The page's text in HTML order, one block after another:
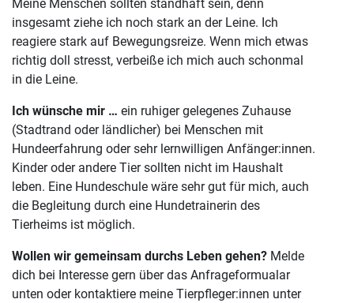
Meine Menschen sollten standhaft sein, denn
insgesamt ziehe ich noch stark an der Leine. Ich
reagiere stark auf Bewegungsreize. Wenn mich etwas
richtig doll stresst, verbeiße ich mich auch schonmal
in die Leine.
Ich wünsche mir … ein ruhiger gelegenes Zuhause
(Stadtrand oder ländlicher) bei Menschen mit
Hundeerfahrung oder sehr lernwilligen Anfänger:innen.
Kinder oder andere Tier sollten nicht im Haushalt
leben. Eine Hundeschule wäre sehr gut für mich, auch
die Begleitung durch eine Hundetrainerin des
Tierheims ist möglich.
Wollen wir gemeinsam durchs Leben gehen? Melde
dich bei Interesse gern über das Anfrageformualar
unten oder kontaktiere meine Tierpfleger:innen unter